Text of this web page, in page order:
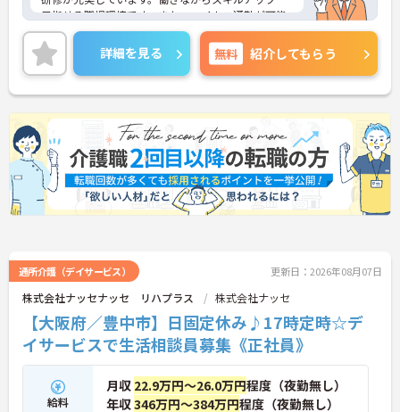
目指せる職場環境です。また、マイカー通勤が可能
です。通勤が苦になりません。
ご興味のある方には、面接対策ポイントなど、さら
に詳細をご案内しますのでお気軽にご相談くださ
い！
詳細を見る 無料 紹介してもらう
通所介護（デイサービス） 更新日：2026年08月07日
株式会社ナッセナッセ リハプラス 株式会社ナッセ
【大阪府／豊中市】日固定休み♪17時定時☆デ
イサービスで生活相談員募集《正社員》
給料
月収 22.9万円～26.0万円程度（夜勤無し）
年収346万円～384万円程度（夜勤無し）